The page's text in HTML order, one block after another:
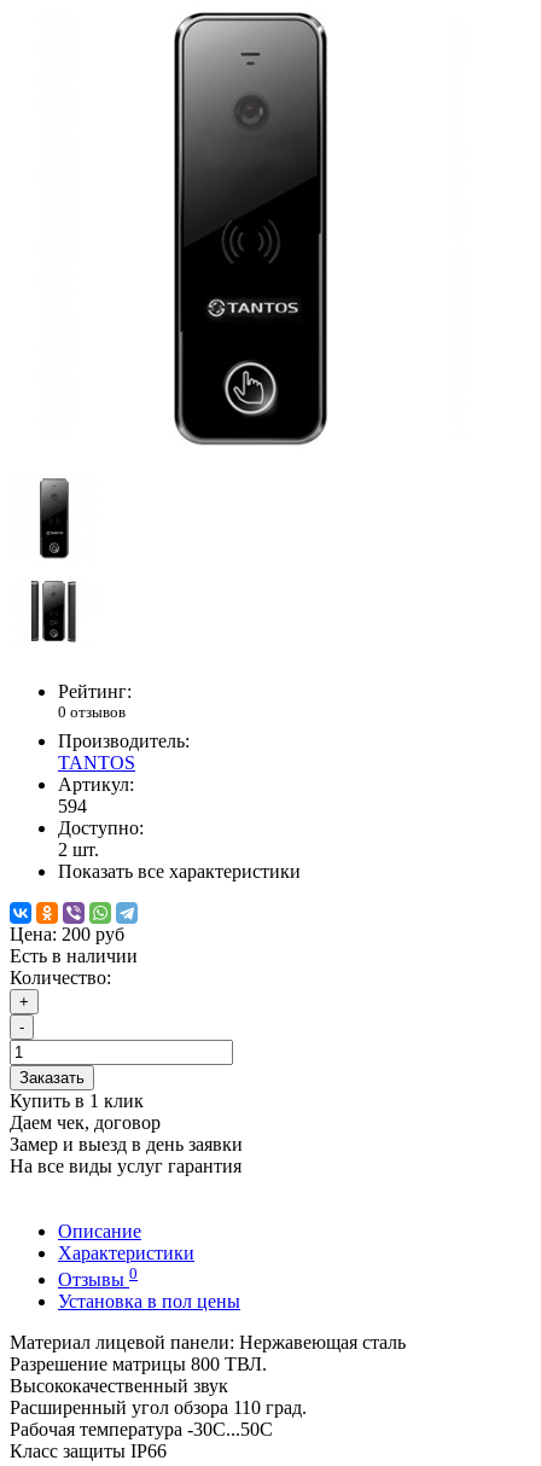
Рейтинг:
0 отзывов
Производитель:
TANTOS
Артикул:
594
Доступно:
2 шт.
Показать все характеристики
Цена: 200 руб
Есть в наличии
Количество:
+
-
Заказать
Купить в 1 клик
Даем чек, договор
Замер и выезд в день заявки
На все виды услуг гарантия
Описание
Характеристики
Отзывы 0
Установка в пол цены
Материал лицевой панели: Нержавеющая сталь
Разрешение матрицы 800 ТВЛ.
Высококачественный звук
Расширенный угол обзора 110 град.
Рабочая температура -30С...50С
Класс защиты IP66